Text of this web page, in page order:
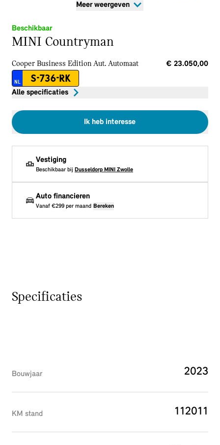
Meer weergeven
Beschikbaar
MINI Countryman
Cooper Business Edition Aut. Automaat € 23.050,00
NL S-736-RK
Alle specificaties
Ik heb interesse
Vestiging
Beschikbaar bij Dusseldorp MINI Zwolle
Auto financieren
Vanaf €299 per maand Bereken
Specificaties
2023
Bouwjaar
112011
KM stand